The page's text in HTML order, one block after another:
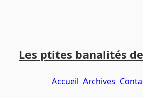
contenu
menuLes ptites banalités
Accueil Archives